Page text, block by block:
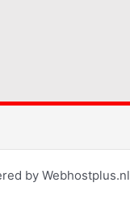
by Webhostplus.nl